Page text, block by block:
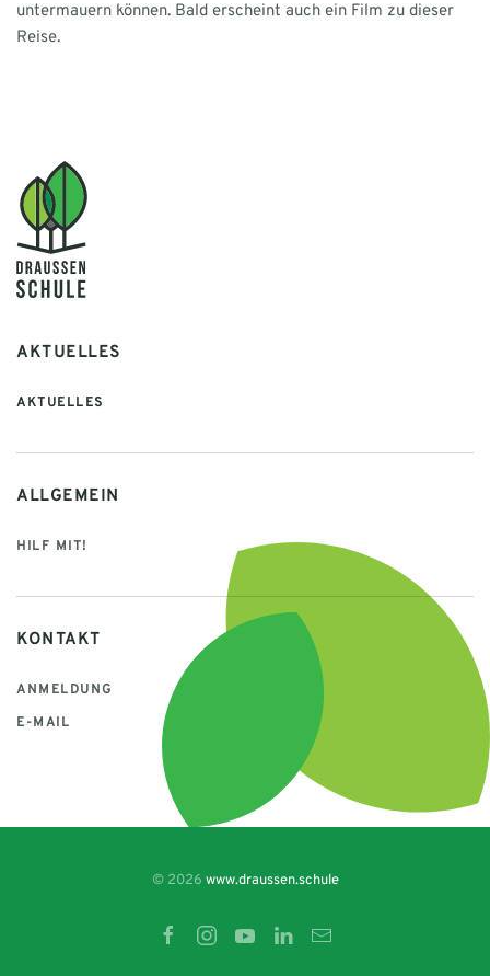
untermauern können. Bald erscheint auch ein Film zu dieser
Reise.
AKTUELLES
AKTUELLES
ALLGEMEIN
HILF MIT!
KONTAKT
ANMELDUNG
E-MAIL
© 2026 www.draussen.schule